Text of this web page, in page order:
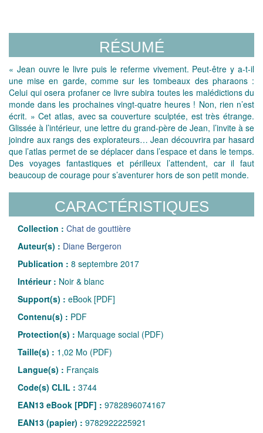
RÉSUMÉ
« Jean ouvre le livre puis le referme vivement. Peut-être y a-t-il
une mise en garde, comme sur les tombeaux des pharaons :
Celui qui osera profaner ce livre subira toutes les malédictions du
monde dans les prochaines vingt-quatre heures ! Non, rien n’est
écrit. » Cet atlas, avec sa couverture sculptée, est très étrange.
Glissée à l’intérieur, une lettre du grand-père de Jean, l’invite à se
joindre aux rangs des explorateurs… Jean découvrira par hasard
que l’atlas permet de se déplacer dans l’espace et dans le temps.
Des voyages fantastiques et périlleux l’attendent, car il faut
beaucoup de courage pour s’aventurer hors de son petit monde.
CARACTÉRISTIQUES
Collection : Chat de gouttière
Auteur(s) : Diane Bergeron
Publication : 8 septembre 2017
Intérieur : Noir & blanc
Support(s) : eBook [PDF]
Contenu(s) : PDF
Protection(s) : Marquage social (PDF)
Taille(s) : 1,02 Mo (PDF)
Langue(s) : Français
Code(s) CLIL : 3744
EAN13 eBook [PDF] : 9782896074167
EAN13 (papier) : 9782922225921